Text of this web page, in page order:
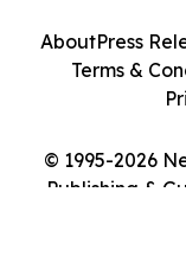
© 1995-2026
Publishing &
AboutPress
Terms &